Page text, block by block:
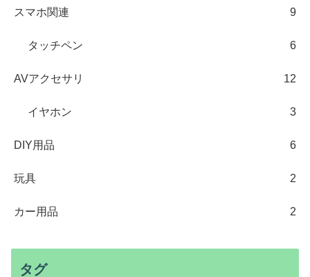
スマホ関連 9
タッチペン 6
AVアクセサリ 12
イヤホン 3
DIY用品 6
玩具 2
カー用品 2
タグ